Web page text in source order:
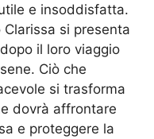
e insoddisfatta.
si presenta
il loro viaggio
Ciò che
si trasforma
dovrà affrontare
e proteggere la